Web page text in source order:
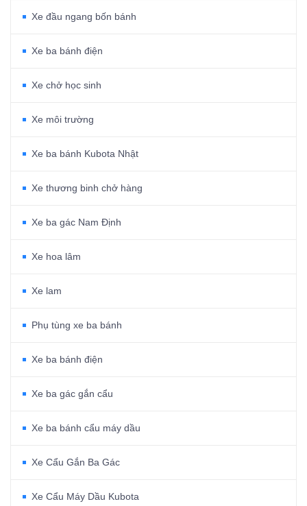
Xe đầu ngang bốn bánh
Xe ba bánh điện
Xe chở học sinh
Xe môi trường
Xe ba bánh Kubota Nhật
Xe thương binh chở hàng
Xe ba gác Nam Định
Xe hoa lâm
Xe lam
Phụ tùng xe ba bánh
Xe ba bánh điện
Xe ba gác gắn cẩu
Xe ba bánh cẩu máy dầu
Xe Cẩu Gắn Ba Gác
Xe Cẩu Máy Dầu Kubota